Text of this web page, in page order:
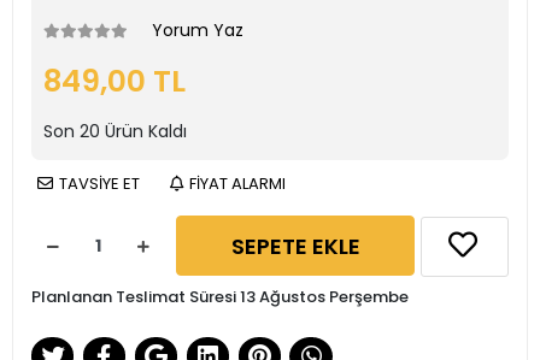
Yorum Yaz
849,00 TL
Son 20 Ürün Kaldı
TAVSİYE ET FİYAT ALARMI
SEPETE EKLE
Planlanan Teslimat Süresi 13 Ağustos Perşembe